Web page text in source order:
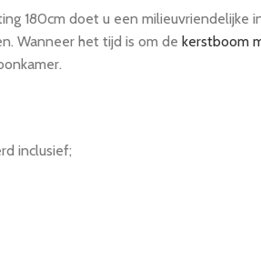
180cm doet u een
Wanneer het tijd is om de kerstboom
inclusief;